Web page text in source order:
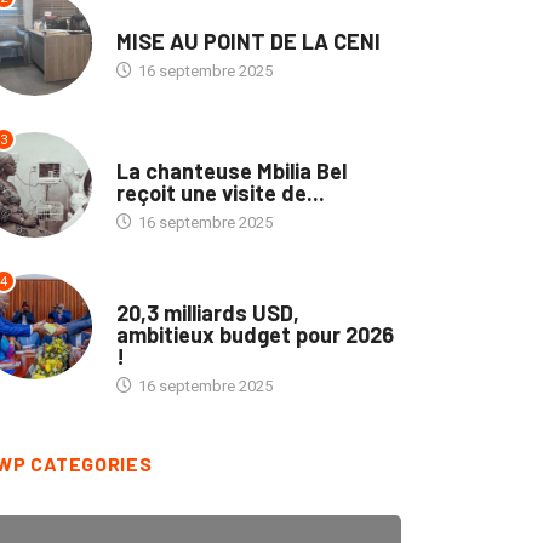
3
16 septembre 2025
4 POLITIQUE
!
16 septembre 2025
Afrique 3